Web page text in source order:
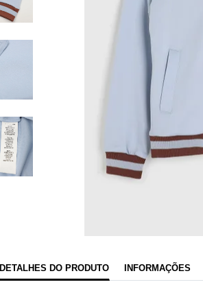
Dafiti
DETALHES DO PRODUTO INFORMAÇÕES